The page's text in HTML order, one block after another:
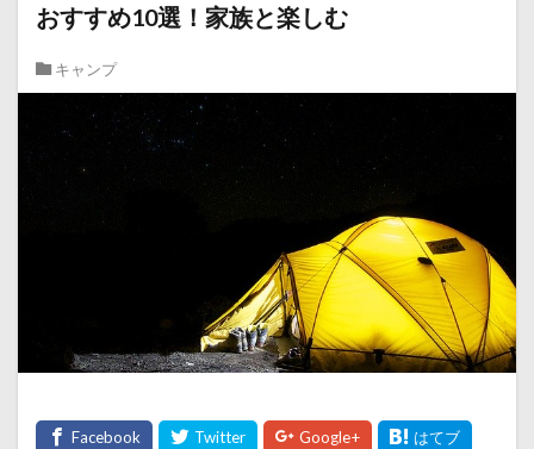
おすすめ10選！家族と楽しむ
キャンプ